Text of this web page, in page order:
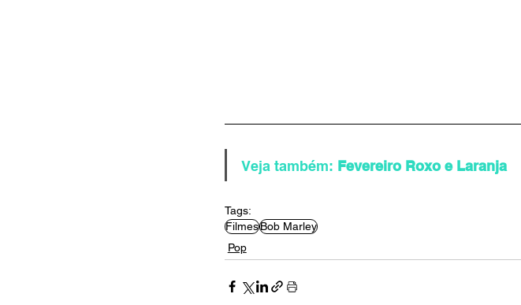
Veja também: Fevereiro Roxo e Laranja
Tags:
FilmesBob Marley
Pop